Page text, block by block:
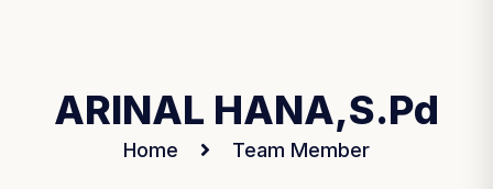
ARINAL HANA,S.Pd
Home Team Member